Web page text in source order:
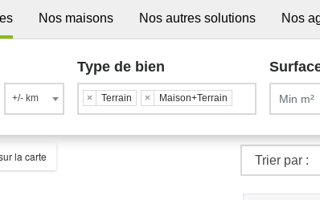
Nos maisons Nos autres solutions Nos
+/- km
Type de bien
× Terrain × Maison+Terrain
la carte